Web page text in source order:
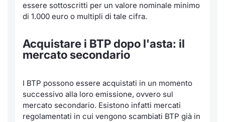
essere sottoscritti per un valore nominale minimo
di 1.000 euro o multipli di tale cifra.
Acquistare i BTP dopo l'asta: il
mercato secondario
I BTP possono essere acquistati in un momento
successivo alla loro emissione, ovvero sul
mercato secondario. Esistono infatti mercati
regolamentati in cui vengono scambiati BTP già in